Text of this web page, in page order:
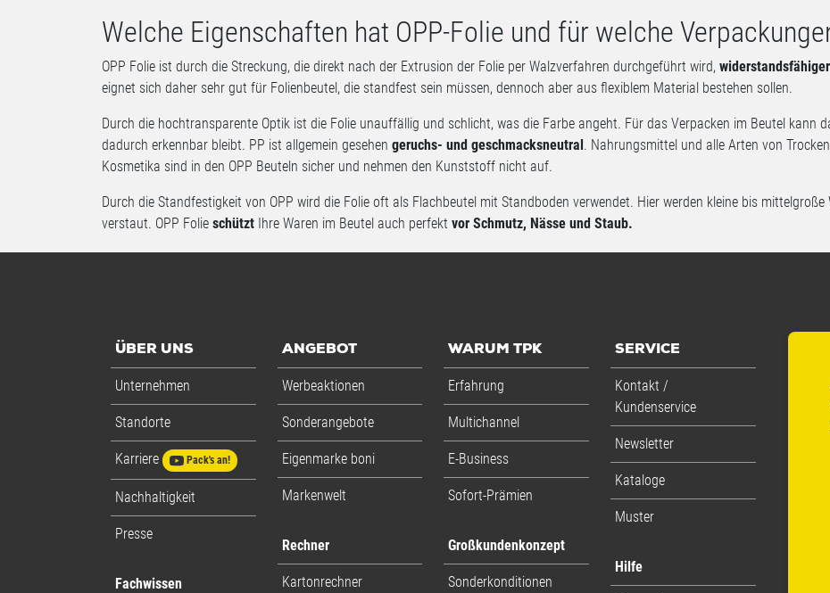
Welche Eigenschaften hat OPP-Folie und für welche
OPP Folie ist durch die Streckung, die direkt nach der Extrusion der Folie per Walzverfahren durchgeführt wird,
eignet sich daher sehr gut für Folienbeutel, die standfest sein müssen, dennoch aber aus flexiblem Material bestehen sollen.
Durch die hochtransparente Optik ist die Folie unauffällig und schlicht, was die Farbe angeht. Für das Verpacken im Beutel kann
dadurch erkennbar bleibt. PP ist allgemein gesehen geruchs- und geschmacksneutral. Nahrungsmittel und alle Arten von
Kosmetika sind in den OPP Beuteln sicher und nehmen den Kunststoff nicht auf.
Durch die Standfestigkeit von OPP wird die Folie oft als Flachbeutel mit Standboden verwendet. Hier werden kleine bis
verstaut. OPP Folie schützt Ihre Waren im Beutel auch perfekt vor Schmutz, Nässe und Staub.
ÜBER UNS
Unternehmen
Standorte
Karriere Pack's an!
Nachhaltigkeit
Presse
Fachwissen
ANGEBOT
Werbeaktionen
Sonderangebote
Eigenmarke boni
Markenwelt
Rechner
Kartonrechner
WARUM TPK
Erfahrung
Multichannel
E-Business
Sofort-Prämien
Großkundenkonzept
Sonderkonditionen
SERVICE
Kontakt /
Kundenservice
Newsletter
Kataloge
Muster
Hilfe